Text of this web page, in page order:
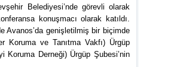
Belediyesi’nde görevli olarak
konuşmacı olarak katıldı.
Avanos’da genişletilmiş bir biçimde
Koruma ve Tanıtma Vakfı) Ürgüp
Koruma Derneği) Ürgüp Şubesi’nin